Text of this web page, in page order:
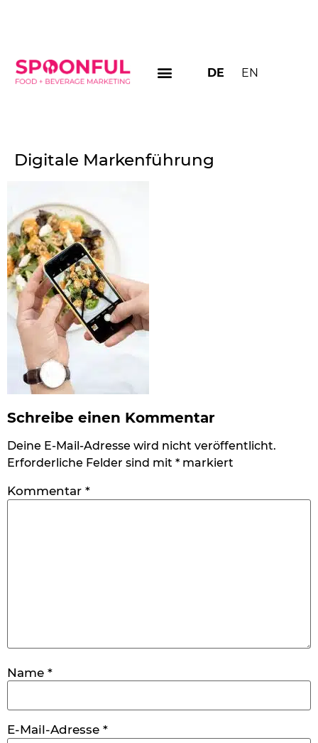
DE EN
Digitale Markenführung
Schreibe einen Kommentar
Deine E-Mail-Adresse wird nicht veröffentlicht.
Erforderliche Felder sind mit * markiert
Kommentar *
Name *
E-Mail-Adresse *